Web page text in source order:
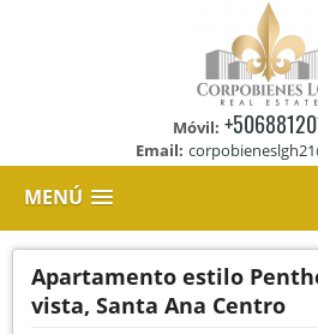
Móvil:
Email:
MENÚ
Apartamento estilo
vista, Santa Ana Centro